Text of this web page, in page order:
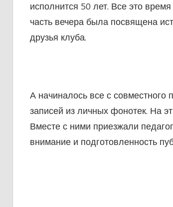
исполнится 50 лет. Все это
часть вечера была посвящена
друзья клуба.
А начиналось все с
записей из личных фонотек. На
Вместе с ними приезжали
внимание и подготовленность